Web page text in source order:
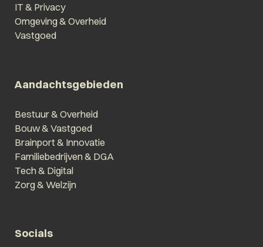
IT & Privacy
Omgeving & Overheid
Vastgoed
Aandachtsgebieden
Bestuur & Overheid
Bouw & Vastgoed
Brainport & Innovatie
Familiebedrijven & DGA
Tech & Digital
Zorg & Welzijn
Socials